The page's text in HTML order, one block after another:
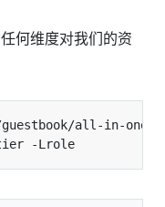
何维度对我们的资